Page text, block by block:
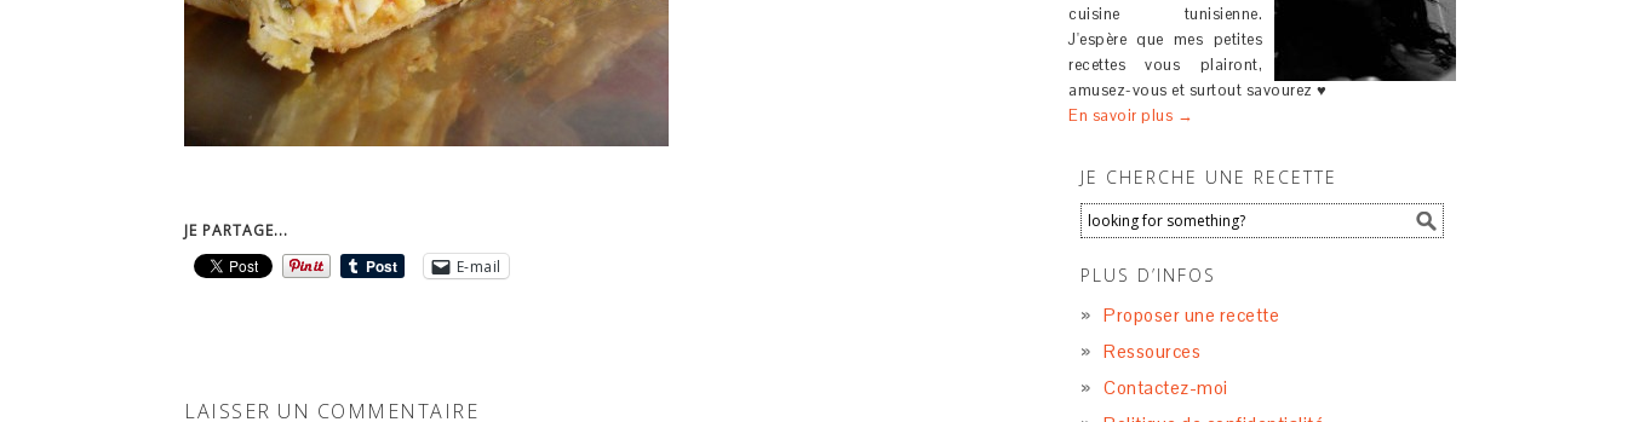
JE PARTAGE...
E-mail
LAISSER UN COMMENTAIRE
cuisine tunisienne.
J'espère que mes petites
recettes vous plairont,
amusez-vous et surtout savourez ♥
En savoir plus →
JE CHERCHE UNE RECETTE
PLUS D’INFOS
Proposer une recette
Ressources
Contactez-moi